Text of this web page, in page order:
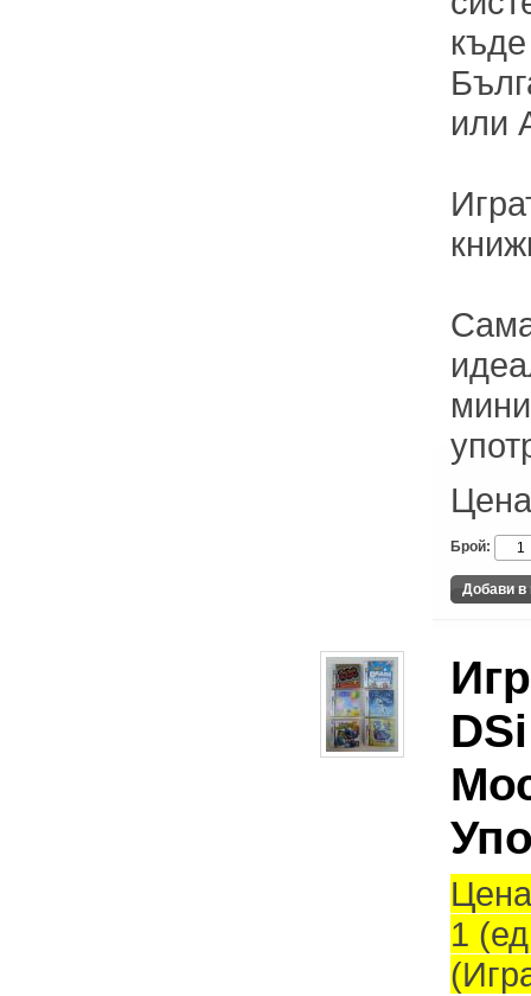
или
Брой:
1